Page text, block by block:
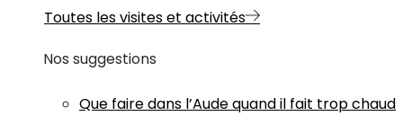
Toutes les visites et activités
Nos suggestions
Que faire dans l’Aude quand il fait trop chaud